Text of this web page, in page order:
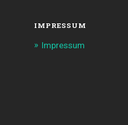
IMPRESSUM
Impressum